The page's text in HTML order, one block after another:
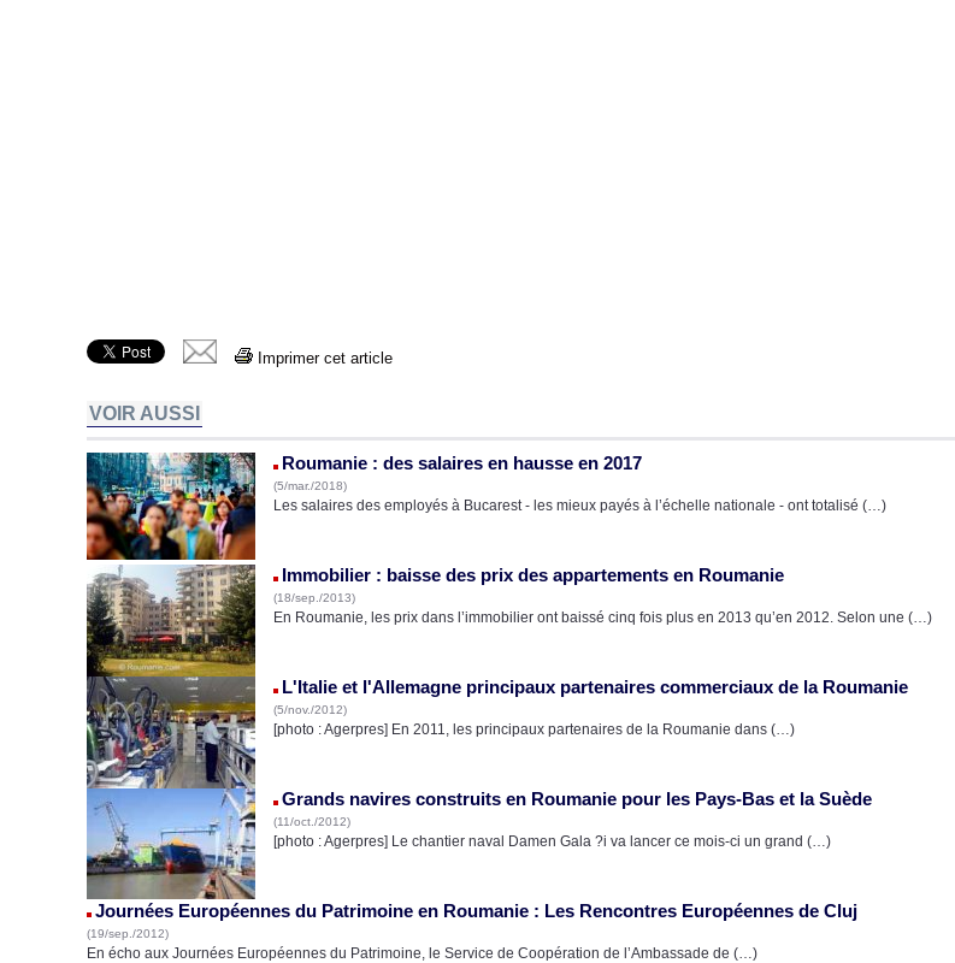
Imprimer cet article
VOIR AUSSI
Roumanie : des salaires en hausse en 2017
(5/mar./2018)
Les salaires des employés à Bucarest - les mieux payés à l’échelle nationale - ont totalisé (…)
Immobilier : baisse des prix des appartements en Roumanie
(18/sep./2013)
En Roumanie, les prix dans l’immobilier ont baissé cinq fois plus en 2013 qu’en 2012. Selon une (…)
L'Italie et l'Allemagne principaux partenaires commerciaux de la Roumanie
(5/nov./2012)
[photo : Agerpres] En 2011, les principaux partenaires de la Roumanie dans (…)
Grands navires construits en Roumanie pour les Pays-Bas et la Suède
(11/oct./2012)
[photo : Agerpres] Le chantier naval Damen Gala ?i va lancer ce mois-ci un grand (…)
Journées Européennes du Patrimoine en Roumanie : Les Rencontres Européennes de Cluj
(19/sep./2012)
En écho aux Journées Européennes du Patrimoine, le Service de Coopération de l’Ambassade de (…)